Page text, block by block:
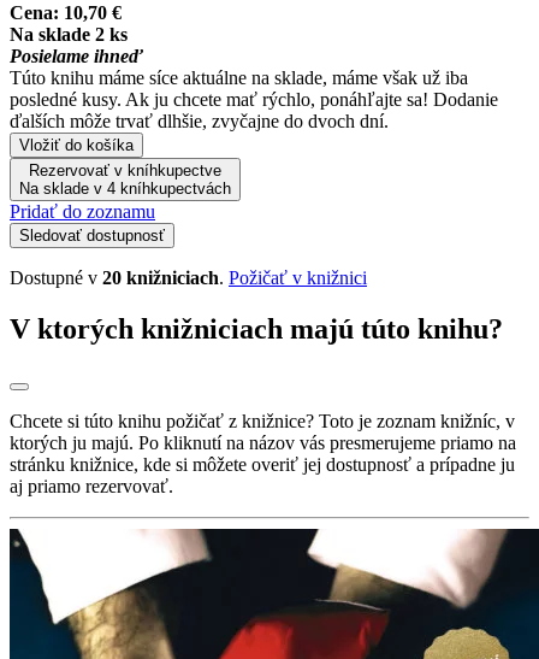
Cena: 10,70 €
Na sklade 2 ks
Posielame ihneď
Túto knihu máme síce aktuálne na sklade, máme však už iba
posledné kusy. Ak ju chcete mať rýchlo, ponáhľajte sa! Dodanie
ďalších môže trvať dlhšie, zvyčajne do dvoch dní.
Vložiť do košíka
Rezervovať v kníhkupectve
Na sklade v 4 kníhkupectvách
Pridať do zoznamu
Sledovať dostupnosť
Dostupné v 20 knižniciach. Požičať v knižnici
V ktorých knižniciach majú túto knihu?
Chcete si túto knihu požičať z knižnice? Toto je zoznam knižníc, v
ktorých ju majú. Po kliknutí na názov vás presmerujeme priamo na
stránku knižnice, kde si môžete overiť jej dostupnosť a prípadne ju
aj priamo rezervovať.